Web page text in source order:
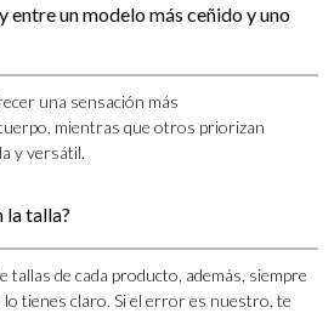
entre un modelo más ceñido y uno
una sensación más
mientras que otros priorizan
y versátil.
la talla?
tallas de cada producto, además, siempre
tienes claro. Si el error es nuestro, te